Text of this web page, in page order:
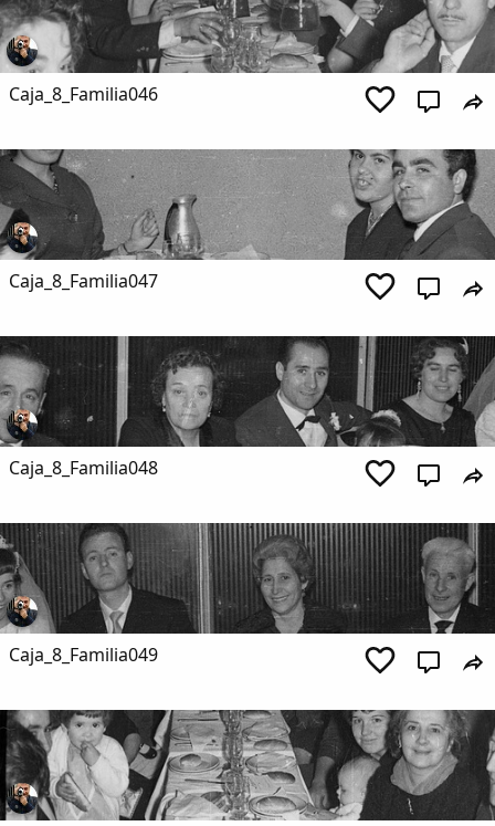
Caja_8_Familia046
Caja_8_Familia047
Caja_8_Familia048
Caja_8_Familia049